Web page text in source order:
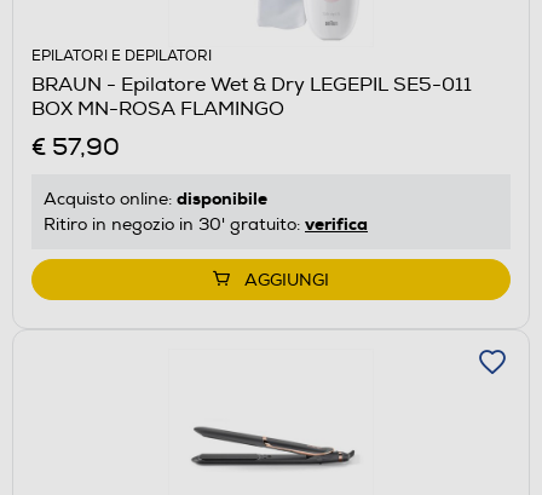
EPILATORI E DEPILATORI
BRAUN - Epilatore Wet & Dry LEGEPIL SE5-011
BOX MN-ROSA FLAMINGO
€ 57,90
Acquisto online: disponibile
Ritiro in negozio in 30' gratuito: verifica
AGGIUNGI